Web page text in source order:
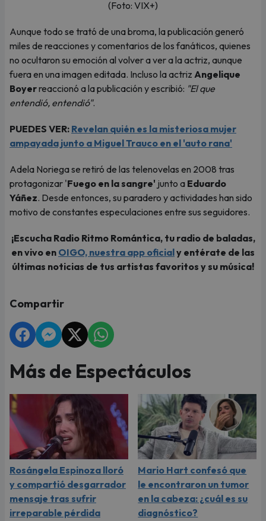
(Foto: VIX+)
Aunque todo se trató de una broma, la publicación generó
miles de reacciones y comentarios de los fanáticos, quienes
no ocultaron su emoción al volver a ver a la actriz, aunque
fuera en una imagen editada. Incluso la actriz Angelique
Boyerreaccionó a la publicación y escribió: "El que
entendió, entendió".
PUEDES VER: Revelan quién es la misteriosa mujer
ampayada junto a Miguel Trauco en el 'auto rana'
Adela Noriega se retiró de las telenovelas en 2008 tras
protagonizar 'Fuego en la sangre' junto a Eduardo
Yáñez. Desde entonces, su paradero y actividades han sido
motivo de constantes especulaciones entre sus seguidores.
¡Escucha Radio Ritmo Romántica, tu radio de baladas,
en vivo en OIGO, nuestra app oficialy entérate de las
últimas noticias de tus artistas favoritos y su música!
Compartir
Más de Espectáculos
Rosángela Espinoza lloró
y compartió desgarrador
mensaje tras sufrir
irreparable pérdida
Mario Hart confesó que
le encontraron un tumor
en la cabeza: ¿cuál es su
diagnóstico?